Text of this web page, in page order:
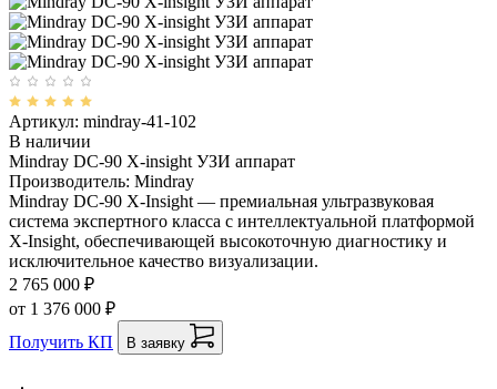
Артикул: mindray-41-102
В наличии
Mindray DC-90 X-insight УЗИ аппарат
Производитель: Mindray
Mindray DC-90 X-Insight — премиальная ультразвуковая
система экспертного класса с интеллектуальной платформой
X-Insight, обеспечивающей высокоточную диагностику и
исключительное качество визуализации.
2 765 000 ₽
от 1 376 000 ₽
Получить КП
В заявку